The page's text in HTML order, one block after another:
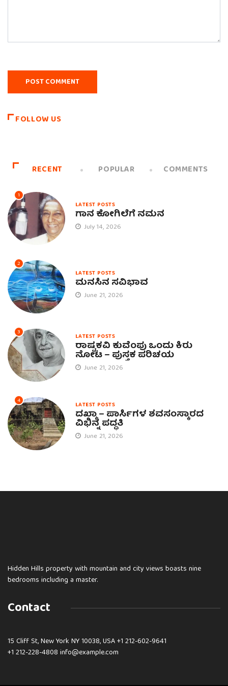
FOLLOW US
RECENT POPULAR COMMENTS
1
LATEST POSTS
ಗಾನ ಕೋಗಿಲೆಗೆ ನಮನ
July 14, 2026
2
LATEST POSTS
ಮನಸಿನ ಸವಿಭಾವ
June 21, 2026
3 LATEST POSTS
ರಾಷ್ಟ್ರಕವಿ ಕುವೆಂಪು ಒಂದು ಕಿರು
ನೋಟ – ಪುಸ್ತಕ ಪರಿಚಯ
June 21, 2026
4 LATEST POSTS
ದಖ್ಮಾ – ಪಾರ್ಸಿಗಳ ಶವಸಂಸ್ಕಾರದ
ವಿಭಿನ್ನ ಪದ್ಧತಿ
June 21, 2026
Hidden Hills property with mountain and city views boasts nine
bedrooms including a master.
Contact
15 Cliff St, New York NY 10038, USA+1 212-602-9641
+1 212-228-4808 info@example.com